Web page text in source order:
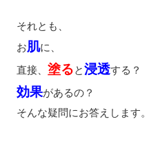
それとも、
お肌に、
直接、 塗ると浸透する？
効果があるの？
そんな疑問にお答えします。